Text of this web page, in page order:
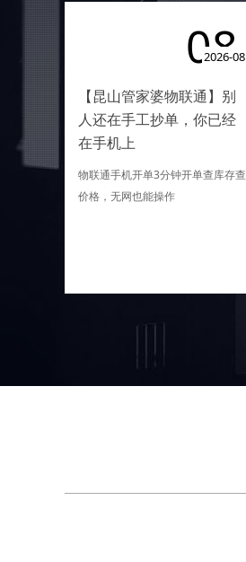
08
2026-08
【昆山管家婆物联通】别
人还在手工抄单，你已经
在手机上
物联通手机开单3分钟开单查库存查
价格，无网也能操作